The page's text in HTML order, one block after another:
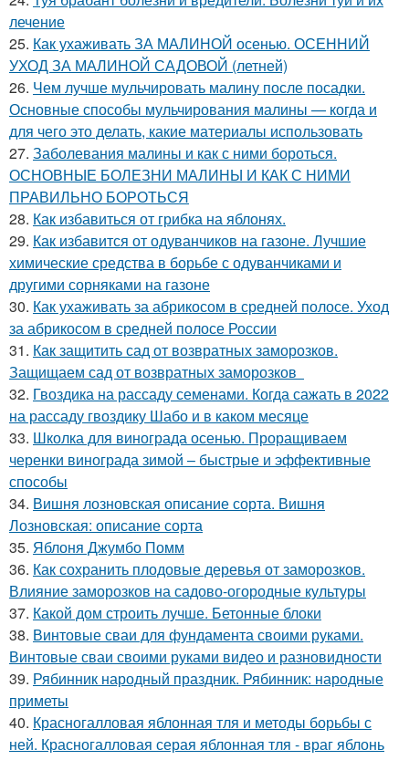
лечение
25. Как ухаживать ЗА МАЛИНОЙ осенью. ОСЕННИЙ
УХОД ЗА МАЛИНОЙ САДОВОЙ (летней)
26. Чем лучше мульчировать малину после посадки.
Основные способы мульчирования малины — когда и
для чего это делать, какие материалы использовать
27. Заболевания малины и как с ними бороться.
ОСНОВНЫЕ БОЛЕЗНИ МАЛИНЫ И КАК С НИМИ
ПРАВИЛЬНО БОРОТЬСЯ
28. Как избавиться от грибка на яблонях.
29. Как избавится от одуванчиков на газоне. Лучшие
химические средства в борьбе с одуванчиками и
другими сорняками на газоне
30. Как ухаживать за абрикосом в средней полосе. Уход
за абрикосом в средней полосе России
31. Как защитить сад от возвратных заморозков.
Защищаем сад от возвратных заморозков
32. Гвоздика на рассаду семенами. Когда сажать в 2022
на рассаду гвоздику Шабо и в каком месяце
33. Школка для винограда осенью. Проращиваем
черенки винограда зимой – быстрые и эффективные
способы
34. Вишня лозновская описание сорта. Вишня
Лозновская: описание сорта
35. Яблоня Джумбо Помм
36. Как сохранить плодовые деревья от заморозков.
Влияние заморозков на садово-огородные культуры
37. Какой дом строить лучше. Бетонные блоки
38. Винтовые сваи для фундамента своими руками.
Винтовые сваи своими руками видео и разновидности
39. Рябинник народный праздник. Рябинник: народные
приметы
40. Красногалловая яблонная тля и методы борьбы с
ней. Красногалловая серая яблонная тля - враг яблонь